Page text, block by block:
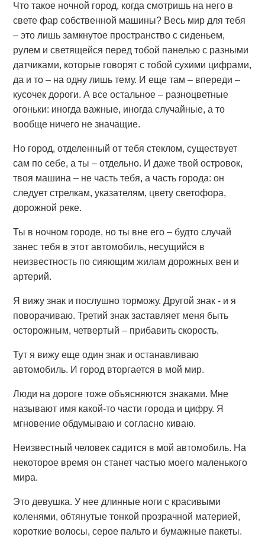
Что такое ночной город, когда смотришь на него в
свете фар собственной машины? Весь мир для тебя
– это лишь замкнутое пространство с сиденьем,
рулем и светящейся перед тобой панелью с разными
датчиками, которые говорят с тобой сухими цифрами,
да и то – на одну лишь тему. И еще там – впереди –
кусочек дороги. А все остальное – разноцветные
огоньки: иногда важные, иногда случайные, а то
вообще ничего не значащие.
Но город, отделенный от тебя стеклом, существует
сам по себе, а ты – отдельно. И даже твой островок,
твоя машина – не часть тебя, а часть города: он
следует стрелкам, указателям, цвету светофора,
дорожной реке.
Ты в ночном городе, но ты вне его – будто случай
занес тебя в этот автомобиль, несущийся в
неизвестность по сияющим жилам дорожных вен и
артерий.
Я вижу знак и послушно торможу. Другой знак - и я
поворачиваю. Третий знак заставляет меня быть
осторожным, четвертый – прибавить скорость.
Тут я вижу еще один знак и останавливаю
автомобиль. И город вторгается в мой мир.
Люди на дороге тоже объясняются знаками. Мне
называют имя какой-то части города и цифру. Я
мгновение обдумываю и согласно киваю.
Неизвестный человек садится в мой автомобиль. На
некоторое время он станет частью моего маленького
мира.
Это девушка. У нее длинные ноги с красивыми
коленями, обтянутые тонкой прозрачной материей,
короткие волосы, серое пальто и бумажные пакеты.